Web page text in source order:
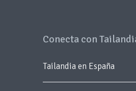
Conecta con
Tailandia en España